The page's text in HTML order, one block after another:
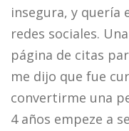
insegura, y quería
redes sociales.
página de citas
me dijo que fue
convertirme una
4 años empeze a